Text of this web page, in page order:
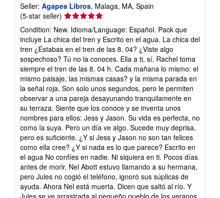
Seller: Agapea Libros, Malaga, MA, Spain
(5-star seller) Seller
rating
5
out
of
5
stars
Condition: New. Idioma/Language: Español. Pack que
incluye La chica del tren y Escrito en el agua. La chica del
tren ¿Estabas en el tren de las 8. 04? ¿Viste algo
sospechoso? Tú no la conoces. Ella a ti, sí. Rachel toma
siempre el tren de las 8. 04 h. Cada mañana lo mismo: el
mismo paisaje, las mismas casas? y la misma parada en
la señal roja. Son solo unos segundos, pero le permiten
observar a una pareja desayunando tranquilamente en
su terraza. Siente que los conoce y se inventa unos
nombres para ellos: Jess y Jason. Su vida es perfecta, no
como la suya. Pero un día ve algo. Sucede muy deprisa,
pero es suficiente. ¿Y si Jess y Jason no son tan felices
como ella cree? ¿Y si nada es lo que parece? Escrito en
el agua No confíes en nadie. Ni siquiera en ti. Pocos días
antes de morir, Nel Abott estuvo llamando a su hermana,
pero Jules no cogió el teléfono, ignoró sus súplicas de
ayuda. Ahora Nel está muerta. Dicen que saltó al río. Y
Jules se ve arrastrada al pequeño pueblo de los veranos